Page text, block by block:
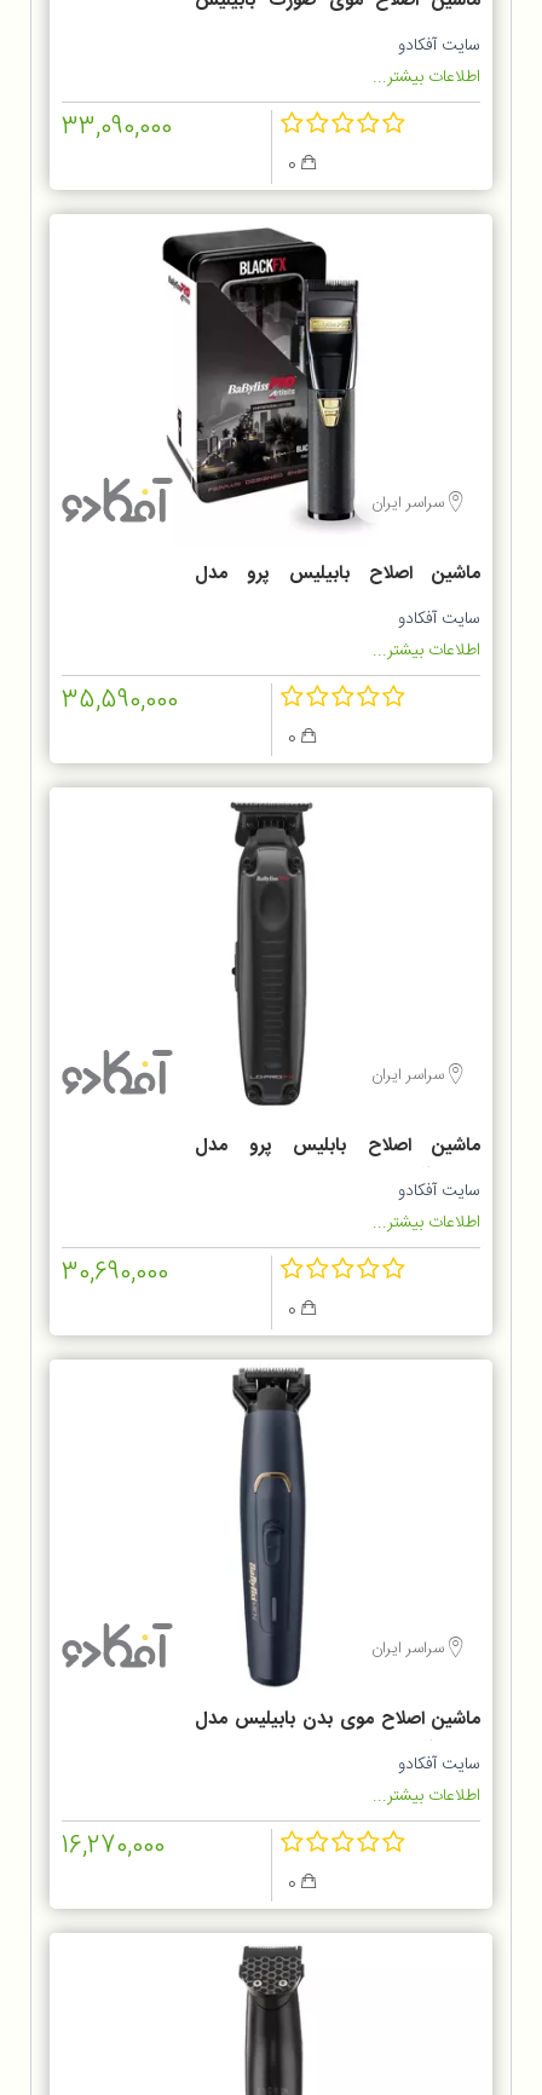
مدل FX7870GSDE
سایت آفکادو
اطلاعات بیشتر...
33,090,000
سراسر ایران
ماشین اصلاح بابیلیس پرو مدل
FX8700BKSDE
سایت آفکادو
اطلاعات بیشتر...
35,590,000
سراسر ایران
ماشین اصلاح بابلیس پرو مدل
FX726SDE
سایت آفکادو
اطلاعات بیشتر...
30,690,000
سراسر ایران
ماشین اصلاح موی بدن بابیلیس مدل
BG120SDE
سایت آفکادو
اطلاعات بیشتر...
16,270,000